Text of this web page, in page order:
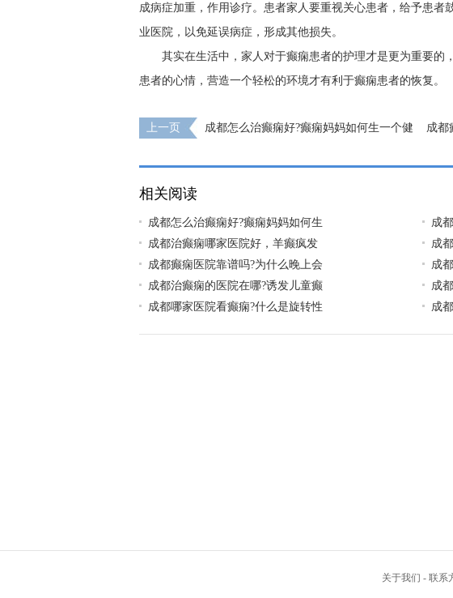
成病症加重，作用诊疗。患者家人要重视关心患者，给予患
业医院，以免延误病症，形成其他损失。
其实在生活中，家人对于癫痫患者的护理才是更为重要
患者的心情，营造一个轻松的环境才有利于癫痫患者的恢复。
上一页
成都怎么治癫痫好?癫痫妈妈如何生一个健
成都
相关阅读
成都怎么治癫痫好?癫痫妈妈如何生
成
成都治癫痫哪家医院好，羊癫疯发
成
成都癫痫医院靠谱吗?为什么晚上会
成
成都治癫痫的医院在哪?诱发儿童癫
成
成都哪家医院看癫痫?什么是旋转性
成
关于我们 - 联系